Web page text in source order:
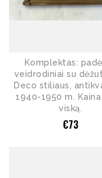
Komplektas:
veidrodiniai su
Deco stiliaus,
1940-1950 m. Kaina
viską.
€73